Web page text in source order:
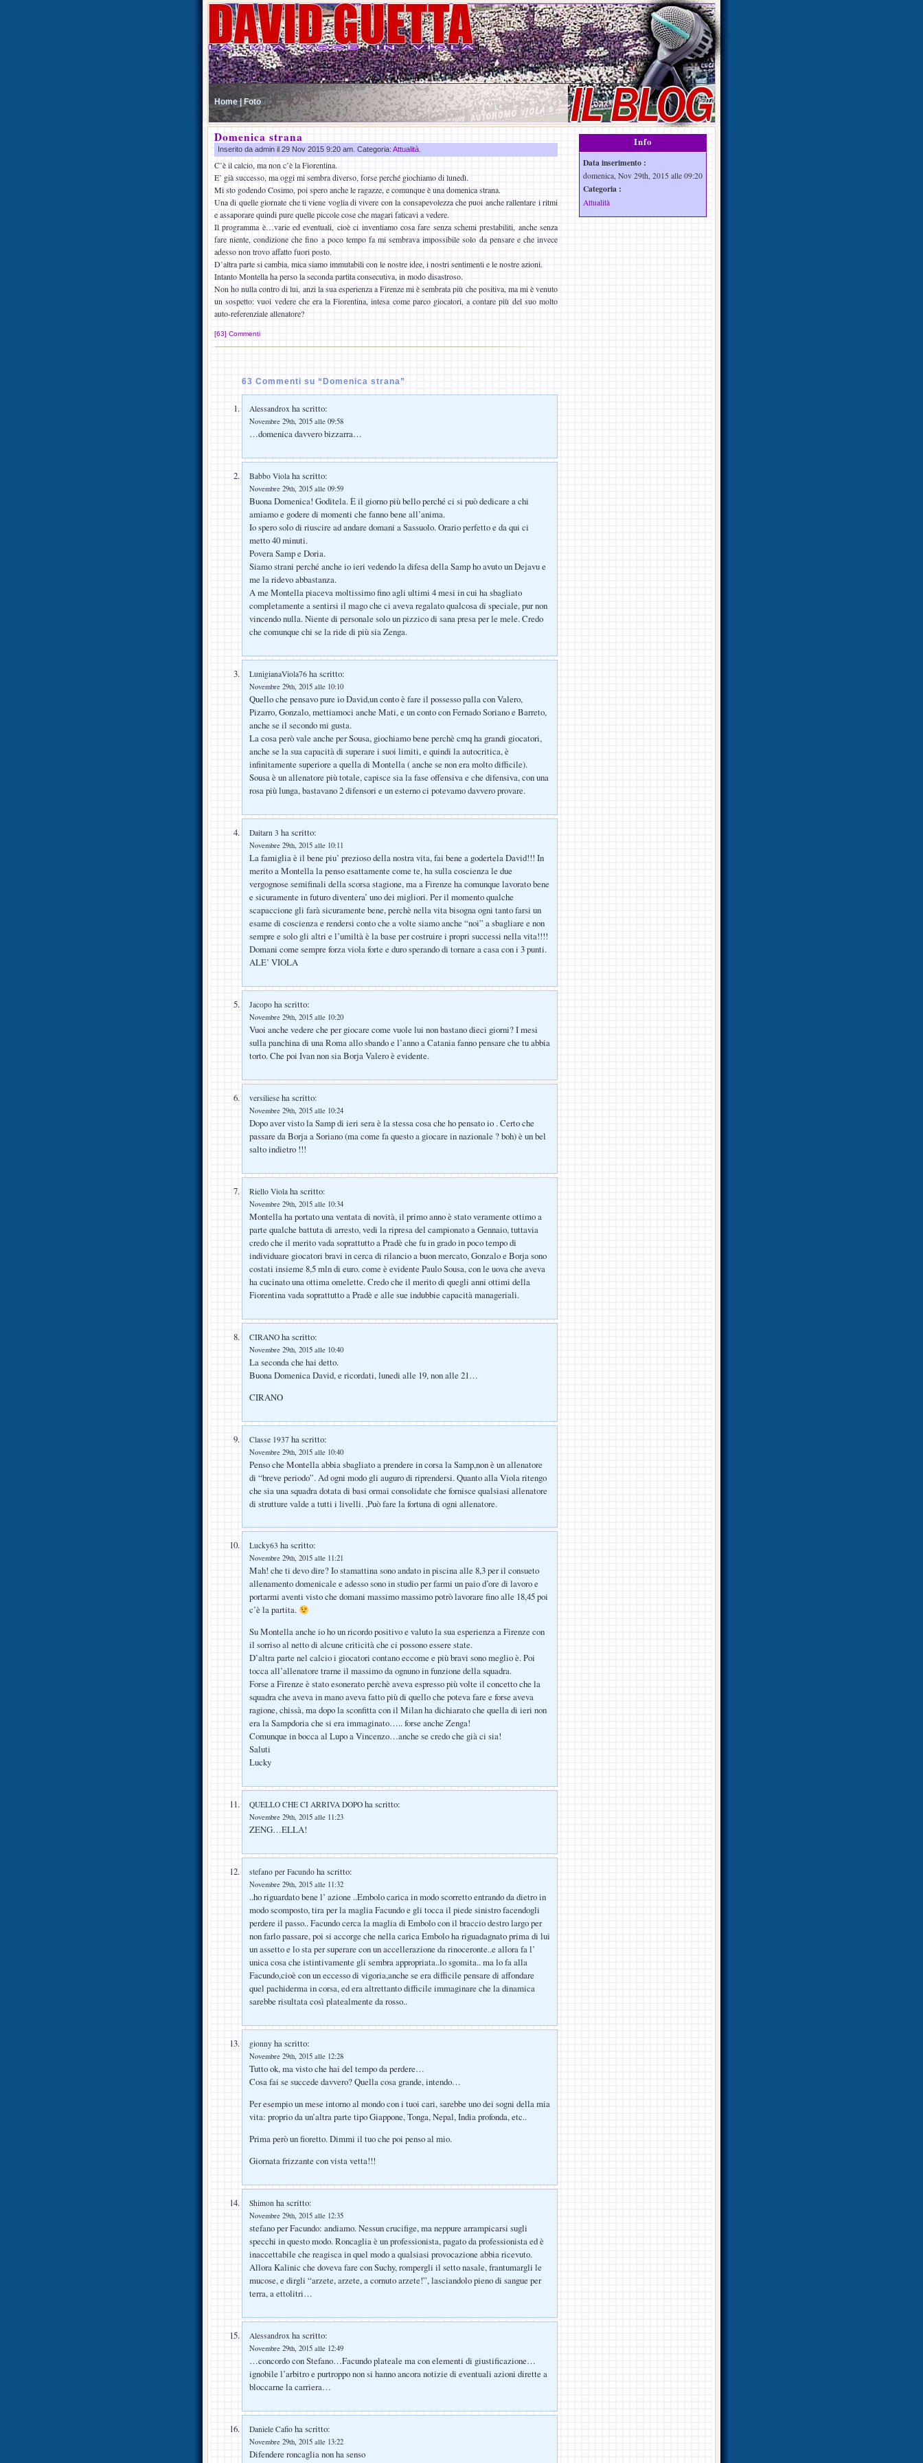
Home | Foto
Domenica strana
Inserito da admin il 29 Nov 2015 9:20 am. Categoria: Attualità
C’è il calcio, ma non c’è la Fiorentina.
E’ già successo, ma oggi mi sembra diverso, forse perché giochiamo di lunedì.
Mi sto godendo Cosimo, poi spero anche le ragazze, e comunque è una domenica strana.
Una di quelle giornate che ti viene voglia di vivere con la consapevolezza che puoi anche rallentare i ritmi
e assaporare quindi pure quelle piccole cose che magari faticavi a vedere.
Il programma è…varie ed eventuali, cioè ci inventiamo cosa fare senza schemi prestabiliti, anche senza
fare niente, condizione che fino a poco tempo fa mi sembrava impossibile solo da pensare e che invece
adesso non trovo affatto fuori posto.
D’altra parte si cambia, mica siamo immutabili con le nostre idee, i nostri sentimenti e le nostre azioni.
Intanto Montella ha perso la seconda partita consecutiva, in modo disastroso.
Non ho nulla contro di lui, anzi la sua esperienza a Firenze mi è sembrata più che positiva, ma mi è venuto
un sospetto: vuoi vedere che era la Fiorentina, intesa come parco giocatori, a contare più del suo molto
auto-referenziale allenatore?
[63] Commenti
63 Commenti su “Domenica strana”
Alessandrox ha scritto:
Novembre 29th, 2015 alle 09:58
…domenica davvero bizzarra…
Babbo Viola ha scritto:
Novembre 29th, 2015 alle 09:59
Buona Domenica! Goditela. È il giorno più bello perché ci si può dedicare a chi
amiamo e godere di momenti che fanno bene all’anima.
Io spero solo di riuscire ad andare domani a Sassuolo. Orario perfetto e da qui ci
metto 40 minuti.
Povera Samp e Doria.
Siamo strani perché anche io ieri vedendo la difesa della Samp ho avuto un Dejavu e
me la ridevo abbastanza.
A me Montella piaceva moltissimo fino agli ultimi 4 mesi in cui ha sbagliato
completamente a sentirsi il mago che ci aveva regalato qualcosa di speciale, pur non
vincendo nulla. Niente di personale solo un pizzico di sana presa per le mele. Credo
che comunque chi se la ride di più sia Zenga.
LunigianaViola76 ha scritto:
Novembre 29th, 2015 alle 10:10
Quello che pensavo pure io David,un conto è fare il possesso palla con Valero,
Pizarro, Gonzalo, mettiamoci anche Mati, e un conto con Fernado Soriano e Barreto,
anche se il secondo mi gusta.
La cosa però vale anche per Sousa, giochiamo bene perchè cmq ha grandi giocatori,
anche se la sua capacità di superare i suoi limiti, e quindi la autocritica, è
infinitamente superiore a quella di Montella ( anche se non era molto difficile).
Sousa è un allenatore più totale, capisce sia la fase offensiva e che difensiva, con una
rosa più lunga, bastavano 2 difensori e un esterno ci potevamo davvero provare.
Daitarn 3 ha scritto:
Novembre 29th, 2015 alle 10:11
La famiglia è il bene piu’ prezioso della nostra vita, fai bene a godertela David!!! In
merito a Montella la penso esattamente come te, ha sulla coscienza le due
vergognose semifinali della scorsa stagione, ma a Firenze ha comunque lavorato bene
e sicuramente in futuro diventera’ uno dei migliori. Per il momento qualche
scapaccione gli farà sicuramente bene, perchè nella vita bisogna ogni tanto farsi un
esame di coscienza e rendersi conto che a volte siamo anche “noi” a sbagliare e non
sempre e solo gli altri e l’umiltà è la base per costruire i propri successi nella vita!!!!
Domani come sempre forza viola forte e duro sperando di tornare a casa con i 3 punti.
ALE’ VIOLA
Jacopo ha scritto:
Novembre 29th, 2015 alle 10:20
Vuoi anche vedere che per giocare come vuole lui non bastano dieci giorni? I mesi
sulla panchina di una Roma allo sbando e l’anno a Catania fanno pensare che tu abbia
torto. Che poi Ivan non sia Borja Valero è evidente.
versiliese ha scritto:
Novembre 29th, 2015 alle 10:24
Dopo aver visto la Samp di ieri sera è la stessa cosa che ho pensato io . Certo che
passare da Borja a Soriano (ma come fa questo a giocare in nazionale ? boh) è un bel
salto indietro !!!
Riello Viola ha scritto:
Novembre 29th, 2015 alle 10:34
Montella ha portato una ventata di novità, il primo anno è stato veramente ottimo a
parte qualche battuta di arresto, vedi la ripresa del campionato a Gennaio, tuttavia
credo che il merito vada soprattutto a Pradè che fu in grado in poco tempo di
individuare giocatori bravi in cerca di rilancio a buon mercato, Gonzalo e Borja sono
costati insieme 8,5 mln di euro. come è evidente Paulo Sousa, con le uova che aveva
ha cucinato una ottima omelette. Credo che il merito di quegli anni ottimi della
Fiorentina vada soprattutto a Pradè e alle sue indubbie capacità manageriali.
CIRANO ha scritto:
Novembre 29th, 2015 alle 10:40
La seconda che hai detto.
Buona Domenica David, e ricordati, lunedi alle 19, non alle 21…
CIRANO
Classe 1937 ha scritto:
Novembre 29th, 2015 alle 10:40
Penso che Montella abbia sbagliato a prendere in corsa la Samp,non è un allenatore
di “breve periodo”. Ad ogni modo gli auguro di riprendersi. Quanto alla Viola ritengo
che sia una squadra dotata di basi ormai consolidate che fornisce qualsiasi allenatore
di strutture valde a tutti i livelli. ,Può fare la fortuna di ogni allenatore.
Lucky63 ha scritto:
Novembre 29th, 2015 alle 11:21
Mah! che ti devo dire? Io stamattina sono andato in piscina alle 8,3 per il consueto
allenamento domenicale e adesso sono in studio per farmi un paio d’ore di lavoro e
portarmi aventi visto che domani massimo massimo potrò lavorare fino alle 18,45 poi
c’è la partita.
Su Montella anche io ho un ricordo positivo e valuto la sua esperienza a Firenze con
il sorriso al netto di alcune criticità che ci possono essere state.
D’altra parte nel calcio i giocatori contano eccome e più bravi sono meglio è. Poi
tocca all’allenatore trarne il massimo da ognuno in funzione della squadra.
Forse a Firenze è stato esonerato perchè aveva espresso più volte il concetto che la
squadra che aveva in mano aveva fatto più di quello che poteva fare e forse aveva
ragione, chissà, ma dopo la sconfitta con il Milan ha dichiarato che quella di ieri non
era la Sampdoria che si era immaginato….. forse anche Zenga!
Comunque in bocca al Lupo a Vincenzo…anche se credo che già ci sia!
Saluti
Lucky
QUELLO CHE CI ARRIVA DOPO ha scritto:
Novembre 29th, 2015 alle 11:23
ZENG…ELLA!
stefano per Facundo ha scritto:
Novembre 29th, 2015 alle 11:32
..ho riguardato bene l’ azione ..Embolo carica in modo scorretto entrando da dietro in
modo scomposto, tira per la maglia Facundo e gli tocca il piede sinistro facendogli
perdere il passo.. Facundo cerca la maglia di Embolo con il braccio destro largo per
non farlo passare, poi si accorge che nella carica Embolo ha riguadagnato prima di lui
un assetto e lo sta per superare con un accellerazione da rinoceronte..e allora fa l’
unica cosa che istintivamente gli sembra appropriata..lo sgomita.. ma lo fa alla
Facundo,cioè con un eccesso di vigoria,anche se era difficile pensare di affondare
quel pachiderma in corsa, ed era altrettanto difficile immaginare che la dinamica
sarebbe risultata così platealmente da rosso..
gionny ha scritto:
Novembre 29th, 2015 alle 12:28
Tutto ok, ma visto che hai del tempo da perdere…
Cosa fai se succede davvero? Quella cosa grande, intendo…
Per esempio un mese intorno al mondo con i tuoi cari, sarebbe uno dei sogni della mia
vita: proprio da un’altra parte tipo Giappone, Tonga, Nepal, India profonda, etc..
Prima però un fioretto. Dimmi il tuo che poi penso al mio.
Giornata frizzante con vista vetta!!!
Shimon ha scritto:
Novembre 29th, 2015 alle 12:35
stefano per Facundo: andiamo. Nessun crucifige, ma neppure arrampicarsi sugli
specchi in questo modo. Roncaglia è un professionista, pagato da professionista ed è
inaccettabile che reagisca in quel modo a qualsiasi provocazione abbia ricevuto.
Allora Kalinic che doveva fare con Suchy, rompergli il setto nasale, frantumargli le
mucose, e dirgli “arzete, arzete, a cornuto arzete!”, lasciandolo pieno di sangue per
terra, a ettolitri…
Alessandrox ha scritto:
Novembre 29th, 2015 alle 12:49
…concordo con Stefano…Facundo plateale ma con elementi di giustificazione…
ignobile l’arbitro e purtroppo non si hanno ancora notizie di eventuali azioni dirette a
bloccarne la carriera…
Daniele Cafio ha scritto:
Novembre 29th, 2015 alle 13:22
Difendere roncaglia non ha senso
Info
Data inserimento :
domenica, Nov 29th, 2015 alle 09:20
Categoria :
Attualità